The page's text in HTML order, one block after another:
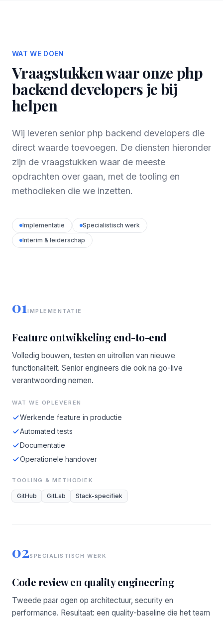
WAT WE DOEN
Vraagstukken waar onze php
backend developers je bij
helpen
Wij leveren senior php backend developers die
direct waarde toevoegen. De diensten hieronder
zijn de vraagstukken waar de meeste
opdrachten over gaan, met de tooling en
methodieken die we inzetten.
Implementatie
Specialistisch werk
Interim & leiderschap
01IMPLEMENTATIE
Feature ontwikkeling end-to-end
Volledig bouwen, testen en uitrollen van nieuwe
functionaliteit. Senior engineers die ook na go-live
verantwoording nemen.
WAT WE OPLEVEREN
Werkende feature in productie
Automated tests
Documentatie
Operationele handover
TOOLING & METHODIEK
GitHub GitLab Stack-specifiek
02SPECIALISTISCH WERK
Code review en quality engineering
Tweede paar ogen op architectuur, security en
performance. Resultaat: een quality-baseline die het team